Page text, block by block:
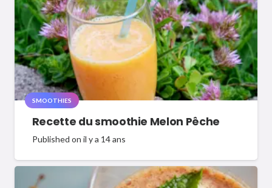
SMOOTHIES
Recette du smoothie Melon Pêche
Published on il y a 14 ans